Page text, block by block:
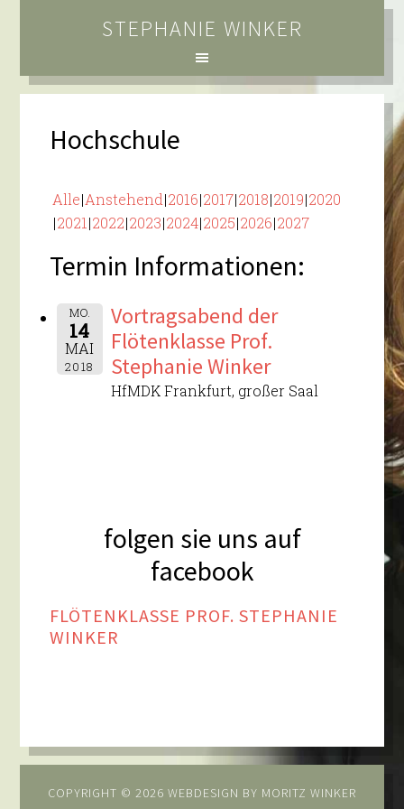
STEPHANIE WINKER
Hochschule
Alle Anstehend 2016 2017 2018 2019 2020
2021 2022 2023 2024 2025 2026 2027
Termin Informationen:
MO.
14
MAI
2018
Vortragsabend der
Flötenklasse Prof.
Stephanie Winker
HfMDK Frankfurt, großer Saal
folgen sie uns auf
facebook
FLÖTENKLASSE PROF. STEPHANIE
WINKER
COPYRIGHT © 2026 WEBDESIGN BY MORITZ WINKER